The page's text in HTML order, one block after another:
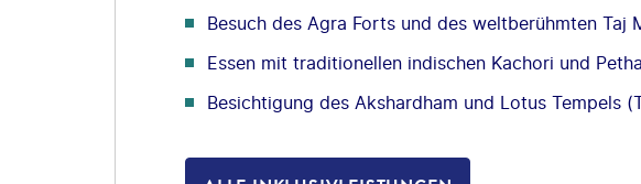
Besuch des Agra Forts und des weltberühmten Taj
Essen mit traditionellen indischen Kachori und
Besichtigung des Akshardham und Lotus Tempels